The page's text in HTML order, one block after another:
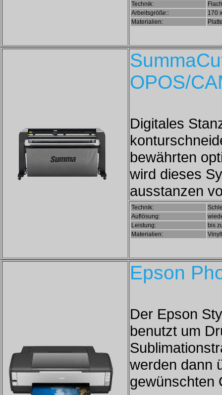
Technik:
Arbeitsgröße::
170
Materialien:
OPOS/
Digitales
bewährten
wird dieses
ausstanzen
Technik:
Auflösung:
Leistung:
bis
Materialien:
Epson
Der Epson
benutzt um
werden dann
gewünschten